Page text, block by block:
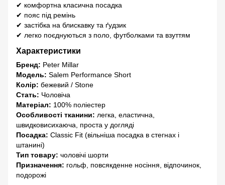
✔ комфортна класична посадка
✔ пояс під ремінь
✔ застібка на блискавку та ґудзик
✔ легко поєднуються з поло, футболками та взуттям
Характеристики
Бренд: Peter Millar
Модель: Salem Performance Short
Колір: бежевий / Stone
Стать: Чоловіча
Матеріал: 100% поліестер
Особливості тканини: легка, еластична,
швидковисихаюча, проста у догляді
Посадка: Classic Fit (вільніша посадка в стегнах і
штанині)
Тип товару: чоловічі шорти
Призначення: гольф, повсякденне носіння, відпочинок,
подорожі